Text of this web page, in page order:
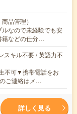
品管理）
なので未経験でも安
などの仕分…
スキル不要 / 英語力不
不可▼携帯電話をお
ご連絡はメ…
詳しく見る